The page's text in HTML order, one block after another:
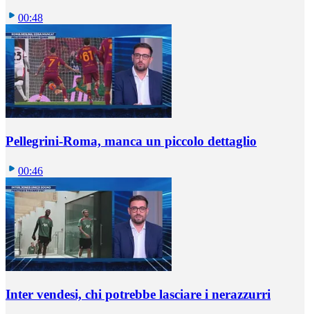
00:48
Pellegrini-Roma, manca un piccolo dettaglio
00:46
Inter vendesi, chi potrebbe lasciare i nerazzurri